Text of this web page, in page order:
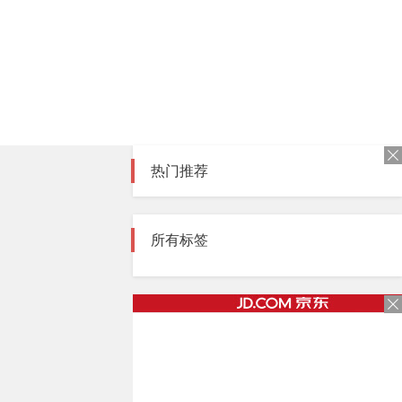
热门推荐
所有标签